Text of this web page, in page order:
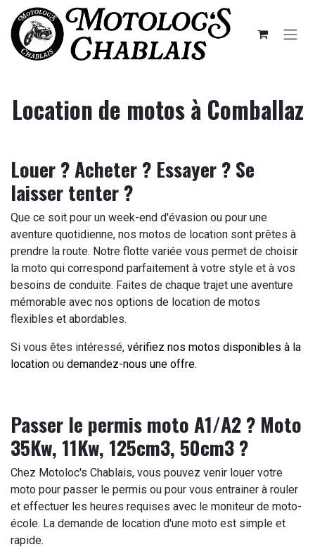
Se rendre au contenu
Location de motos à Comballaz
Louer ? Acheter ? Essayer ? Se
laisser tenter ?
Que ce soit pour un week-end d'évasion ou pour une
aventure quotidienne, nos motos de location sont prêtes à
prendre la route. Notre flotte variée vous permet de choisir
la moto qui correspond parfaitement à votre style et à vos
besoins de conduite. Faites de chaque trajet une aventure
mémorable avec nos options de location de motos
flexibles et abordables.
Si vous êtes intéressé, vérifiez nos motos disponibles à la
location ou demandez-nous une offre.
Passer le permis moto A1/A2 ? Moto
35Kw, 11Kw, 125cm3, 50cm3 ?
Chez Motoloc's Chablais, vous pouvez venir louer votre
moto pour passer le permis ou pour vous entrainer à rouler
et effectuer les heures requises avec le moniteur de moto-
école. La demande de location d'une moto est simple et
rapide.